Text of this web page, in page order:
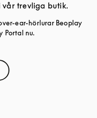
vår trevliga butik.
ear-hörlurar Beoplay
Portal nu.
New Tab